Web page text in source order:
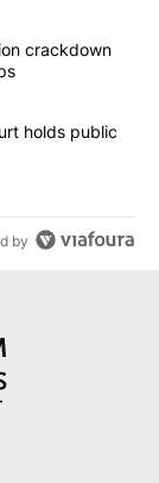
articles in the last
crackdown
Court
holds public
by